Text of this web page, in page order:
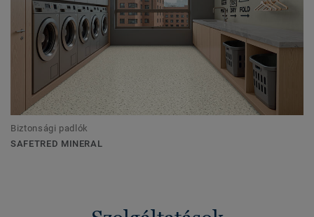
Biztonsági padlók
SAFETRED MINERAL